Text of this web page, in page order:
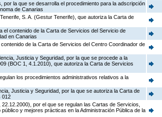
la que se desarrolla el procedimiento para la adscripción
de Canarias
S. A. (Gestur Tenerife), que autoriza la Carta de
el contenido de la Carta de Servicios del Servicio de
en Canarias
de la Carta de Servicios del Centro Coordinador de
Justicia y Seguridad, por la que se procede a la
(BOC 1, 4.1.2010), que autoriza la Carta de Servicios
los procedimientos administrativos relativos a la
Justicia y Seguridad, por la que se autoriza la Carta de
012
por el que se regulan las Cartas de Servicios,
y mejores prácticas en la Administración Pública de la